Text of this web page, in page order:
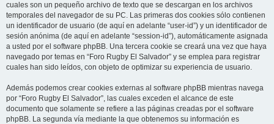
cuales son un pequeño archivo de texto que se descargan en los archivos
temporales del navegador de su PC. Las primeras dos cookies sólo contienen
un identificador de usuario (de aquí en adelante “user-id”) y un identificador de
sesión anónima (de aquí en adelante “session-id”), automáticamente asignada
a usted por el software phpBB. Una tercera cookie se creará una vez que haya
navegado por temas en “Foro Rugby El Salvador” y se emplea para registrar
cuales han sido leídos, con objeto de optimizar su experiencia de usuario.
Además podemos crear cookies externas al software phpBB mientras navega
por “Foro Rugby El Salvador”, las cuales exceden el alcance de este
documento que solamente se refiere a las páginas creadas por el software
phpBB. La segunda vía mediante la que obtenemos su información es